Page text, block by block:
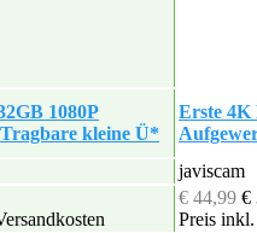
1080P
kleine Ü*
Erste 4K
javiscam
€ 44,99 €
Preis